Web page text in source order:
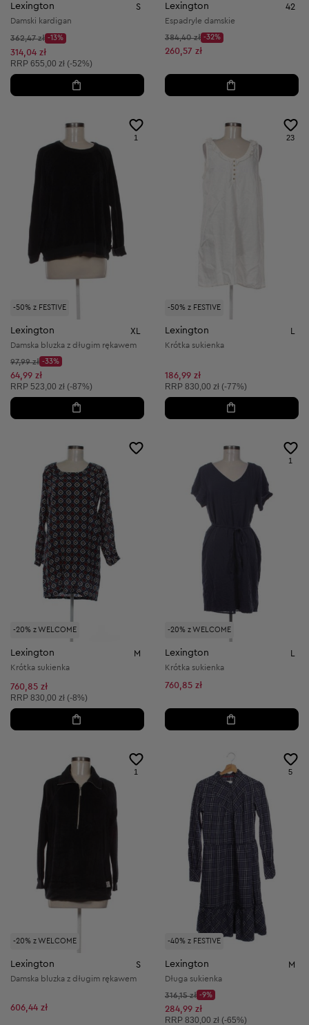
Lexington S
Damski kardigan
Cena początkowa:
362,47 zł
Discount Price:
-13%
Obniżona cena:
314,04 zł
Cena sugerowana:
RRP 655,00 zł (-52%)
Lexington 42
Espadryle damskie
Cena początkowa:
384,40 zł
Discount Price:
-32%
Obniżona cena:
260,57 zł
-50% z FESTIVE
1
Lexington XL
Damska bluzka z długim rękawem
Cena początkowa:
97,99 zł
Discount Price:
-33%
Obniżona cena:
64,99 zł
Cena sugerowana:
RRP 523,00 zł (-87%)
-50% z FESTIVE
23
Lexington L
Krótka sukienka
186,99 zł
Cena sugerowana:
RRP 830,00 zł (-77%)
-20% z WELCOME
Lexington M
Krótka sukienka
760,85 zł
Cena sugerowana:
RRP 830,00 zł (-8%)
-20% z WELCOME
1
Lexington L
Krótka sukienka
760,85 zł
-20% z WELCOME
1
Lexington S
Damska bluzka z długim rękawem
606,44 zł
-40% z FESTIVE
5
Lexington M
Długa sukienka
Cena początkowa:
316,15 zł
Discount Price:
-9%
Obniżona cena:
284,99 zł
Cena sugerowana:
RRP 830,00 zł (-65%)